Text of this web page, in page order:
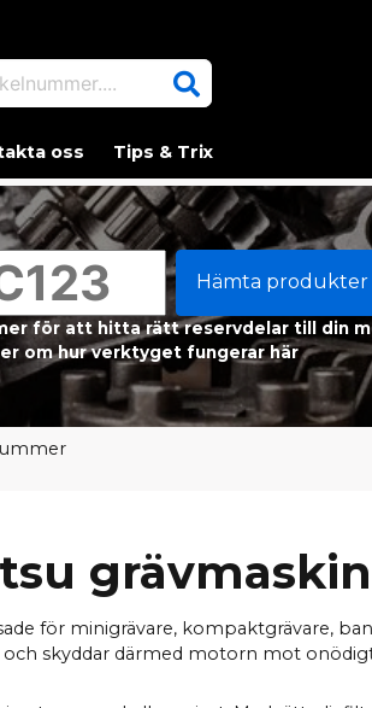
oss Tips & Trix
Hämta produkter
för att hitta rätt reservdelar till din
om hur verktyget fungerar här
för minigrävare, kompaktgrävare,
skyddar därmed motorn mot